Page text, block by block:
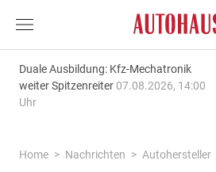
Duale Ausbildung: Kfz-Mechatronik
weiter Spitzenreiter 07.08.2026, 14:00
Uhr
Home Nachrichten
Autohersteller